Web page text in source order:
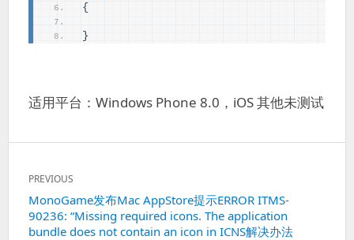
{
}
适用平台：Windows Phone 8.0，iOS 其他未测试
文
章
导
航
PREVIOUS
Previous
post:
MonoGame发布Mac AppStore提示ERROR ITMS-
90236: “Missing required icons. The application
bundle does not contain an icon in ICNS解决办法